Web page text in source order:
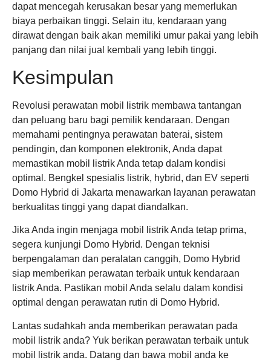
dapat mencegah kerusakan besar yang memerlukan
biaya perbaikan tinggi. Selain itu, kendaraan yang
dirawat dengan baik akan memiliki umur pakai yang lebih
panjang dan nilai jual kembali yang lebih tinggi.
Kesimpulan
Revolusi perawatan mobil listrik membawa tantangan
dan peluang baru bagi pemilik kendaraan. Dengan
memahami pentingnya perawatan baterai, sistem
pendingin, dan komponen elektronik, Anda dapat
memastikan mobil listrik Anda tetap dalam kondisi
optimal. Bengkel spesialis listrik, hybrid, dan EV seperti
Domo Hybrid di Jakarta menawarkan layanan perawatan
berkualitas tinggi yang dapat diandalkan.
Jika Anda ingin menjaga mobil listrik Anda tetap prima,
segera kunjungi Domo Hybrid. Dengan teknisi
berpengalaman dan peralatan canggih, Domo Hybrid
siap memberikan perawatan terbaik untuk kendaraan
listrik Anda. Pastikan mobil Anda selalu dalam kondisi
optimal dengan perawatan rutin di Domo Hybrid.
Lantas sudahkah anda memberikan perawatan pada
mobil listrik anda? Yuk berikan perawatan terbaik untuk
mobil listrik anda. Datang dan bawa mobil anda ke